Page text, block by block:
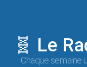
🧬 Le
Chaque semaine